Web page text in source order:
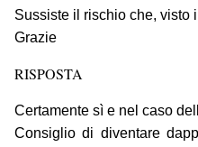
Sussiste il rischio che, visto
Grazie
RISPOSTA
Certamente sì e nel caso
Consiglio di diventare